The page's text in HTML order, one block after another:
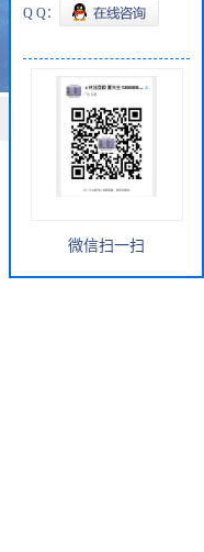
Q Q：
微信扫一扫